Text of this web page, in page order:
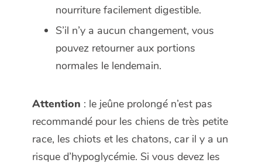
nourriture facilement digestible.
S’il n’y a aucun changement, vous
pouvez retourner aux portions
normales le lendemain.
Attention : le jeûne prolongé n’est pas
recommandé pour les chiens de très petite
race, les chiots et les chatons, car il y a un
risque d’hypoglycémie. Si vous devez les